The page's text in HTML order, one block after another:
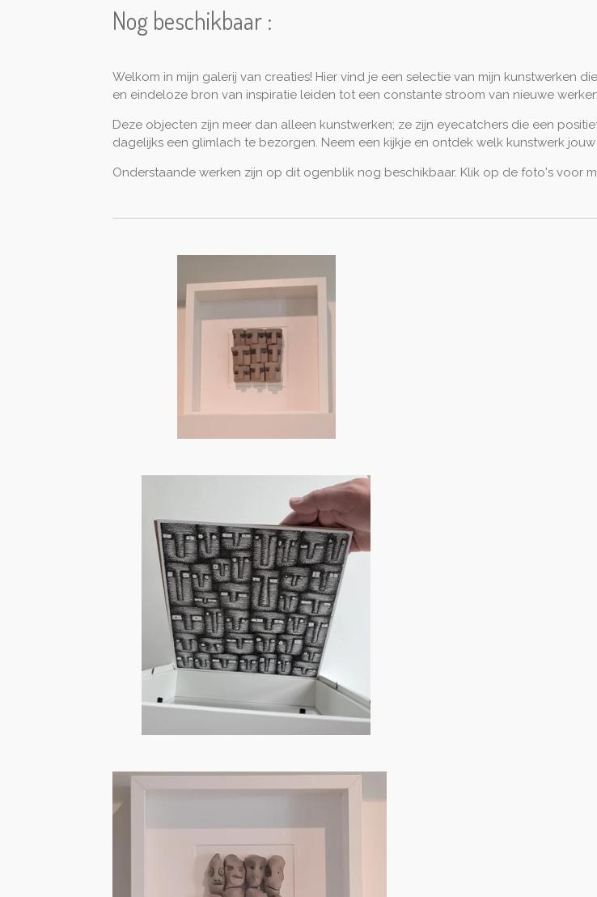
Nog beschikbaar :
Welkom in mijn galerij van creaties! Hier vind je een selectie van mijn kunstwerken
en eindeloze bron van inspiratie leiden tot een constante stroom van nieuwe
Deze objecten zijn meer dan alleen kunstwerken; ze zijn eyecatchers die een
dagelijks een glimlach te bezorgen. Neem een kijkje en ontdek welk kunstwerk jouw
Onderstaande werken zijn op dit ogenblik nog beschikbaar. Klik op de foto's voor